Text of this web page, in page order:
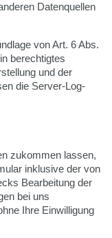
Datenquellen
von Art. 6 Abs.
berechtigtes
und der
die Server-Log-
zukommen lassen,
inklusive der von
Bearbeitung der
bei uns
Ihre Einwilligung